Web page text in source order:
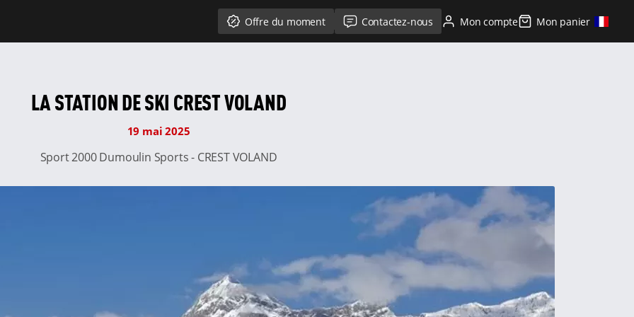
Offre du moment Contactez-nous Mon compte Mon panier
LA STATION DE SKI CREST VOLAND
19 mai 2025
Sport 2000 Dumoulin Sports - CREST VOLAND